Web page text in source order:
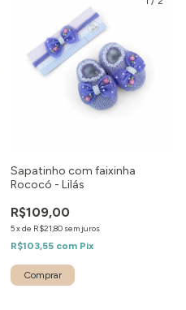
Sapatinho com faixinha
Rococó - Lilás
R$109,00
5xde R$21,80 sem juros
R$103,55 com Pix